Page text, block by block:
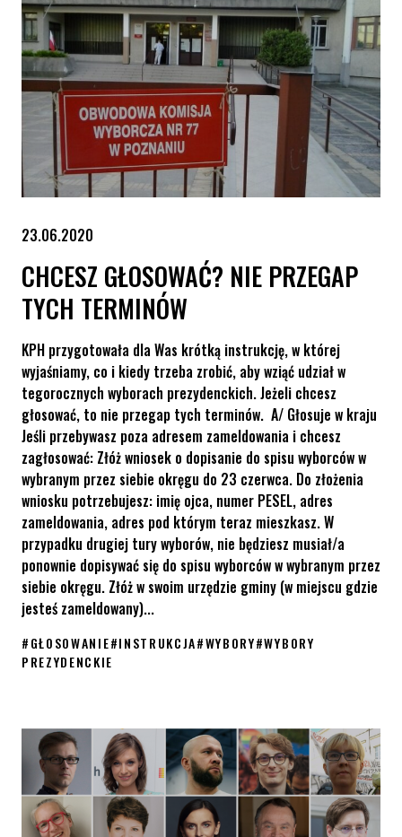
23.06.2020
CHCESZ GŁOSOWAĆ? NIE PRZEGAP
TYCH TERMINÓW
KPH przygotowała dla Was krótką instrukcję, w której
wyjaśniamy, co i kiedy trzeba zrobić, aby wziąć udział w
tegorocznych wyborach prezydenckich. Jeżeli chcesz
głosować, to nie przegap tych terminów. A/ Głosuje w kraju
Jeśli przebywasz poza adresem zameldowania i chcesz
zagłosować: Złóż wniosek o dopisanie do spisu wyborców w
wybranym przez siebie okręgu do 23 czerwca. Do złożenia
wniosku potrzebujesz: imię ojca, numer PESEL, adres
zameldowania, adres pod którym teraz mieszkasz. W
przypadku drugiej tury wyborów, nie będziesz musiał/a
ponownie dopisywać się do spisu wyborców w wybranym przez
siebie okręgu. Złóż w swoim urzędzie gminy (w miejscu gdzie
jesteś zameldowany)...
#GŁOSOWANIE#INSTRUKCJA#WYBORY#WYBORY
PREZYDENCKIE